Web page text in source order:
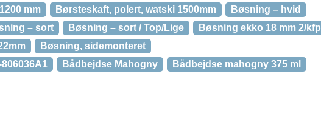
mm
Børsteskaft, polert, watski 1500mm
Bøsning – hvid
– sort Bøsning – sort / Top/Lige
Bøsning ekko 18 mm 2/kfp
Bøsning, sidemonteret
Bådbejdse Mahogny
Bådbejdse mahogny 375 ml